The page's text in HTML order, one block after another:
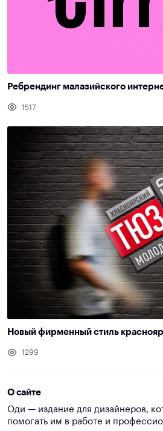
Ребрендинг малазийского
1517
Новый фирменный стиль
1299
О сайте
Оди — издание для дизайнеров,
помогать им в работе и